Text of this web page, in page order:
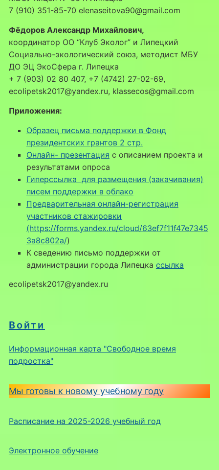
Войти
Информационная карта "Свободное время
подростка"
Мы готовы к новому учебному году
Расписание на 2025-2026 учебный год
Электронное обучение
7 (910) 351-85-70 elenaseitova90@gmail.com
Фёдоров Александр Михайлович,
координатор ОО “Клуб Эколог” и Липецкий
Социально-экологический союз, методист МБУ
ДО ЭЦ ЭкоСфера г. Липецка
+ 7 (903) 02 80 407, +7 (4742) 27-02-69,
ecolipetsk2017@yandex.ru, klassecos@gmail.com
Приложения:
Образец письма поддержки в Фонд
президентских грантов 2 стр.
Онлайн- презентация с описанием проекта и
результатами опроса
Гиперссылка для размещения (закачивания)
писем поддержки в облако
Предварительная онлайн-регистрация
участников стажировки
(https://forms.yandex.ru/cloud/63ef7f11f47e7345
3a8c802a/)
К сведению письмо поддержки от
администрации города Липецка ссылка
ecolipetsk2017@yandex.ru